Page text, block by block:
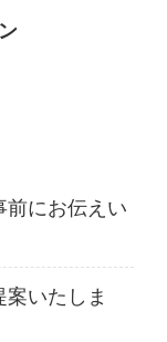
前にお伝えい
いたしま